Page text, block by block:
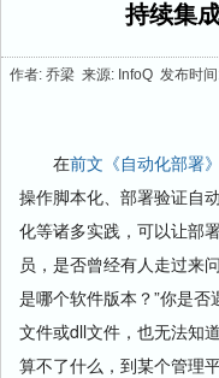
持续集
作者: 乔梁 来源: InfoQ 发布时
在前文《自动化部署》
操作脚本化、部署验证自
化等诸多实践，可以让部
员，是否曾经有人走过来
是哪个软件版本？”你是
文件或dll文件，也无法知
算不了什么，到某个管理